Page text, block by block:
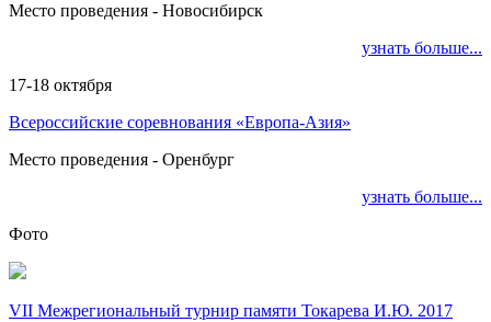
Место проведения - Новосибирск
узнать больше...
17-18 октября
Всероссийские соревнования «Европа-Азия»
Место проведения - Оренбург
узнать больше...
Фото
VII Межрегиональный турнир памяти Токарева И.Ю. 2017